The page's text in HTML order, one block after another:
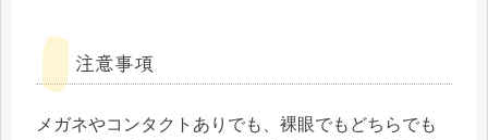
注意事項
メガネやコンタクトありでも、裸眼でもどちらでも